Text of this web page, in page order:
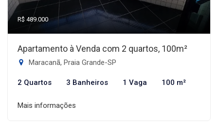
R$ 489.000
Apartamento à Venda com 2 quartos, 100m²
Maracanã, Praia Grande-SP
2 Quartos 3 Banheiros 1 Vaga 100 m²
Mais informações